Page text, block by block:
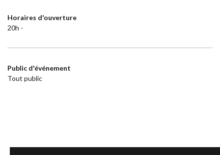
Horaires d'ouverture
20h -
Public d'événement
Tout public